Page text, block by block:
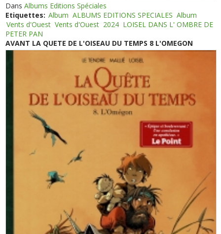
DansAlbums Editions Spéciales
Etiquettes: Album ALBUMS EDITIONS SPECIALES Album
Vents d'Ouest Vents d'Ouest 2024 LOISEL DANS L' OMBRE DE
PETER PAN
AVANT LA QUETE DE L'OISEAU DU TEMPS 8 L'OMEGON